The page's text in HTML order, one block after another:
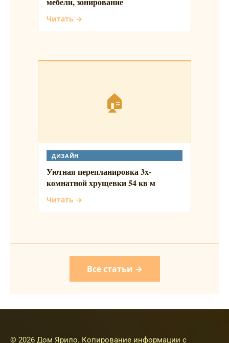
Читать →
🏠
ДИЗАЙН
Уютная перепланировка 3х-
комнатной хрущевки 54 кв м
Читать →
Все статьи →
© 2026 Дом Ярило. Копирование информации с